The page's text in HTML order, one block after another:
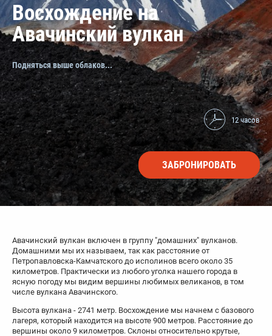
Восхождение на
Авачинский вулкан
Подняться выше облаков...
12 часов
ЗАБРОНИРОВАТЬ
Авачинский вулкан включен в группу "домашних" вулканов.
Домашними мы их называем, так как расстояние от
Петропавловска-Камчатского до исполинов всего около 35
километров. Практически из любого уголка нашего города в
ясную погоду мы видим вершины любимых великанов, в том
числе вулкана Авачинского.
Высота вулкана - 2741 метр. Восхождение мы начнем с базового
лагеря, который находится на высоте 900 метров. Расстояние до
вершины около 9 километров. Склоны относительно крутые,